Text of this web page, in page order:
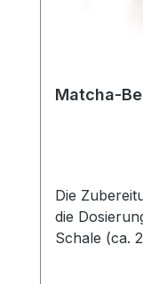
Matcha-
Die
die
Schale (ca.